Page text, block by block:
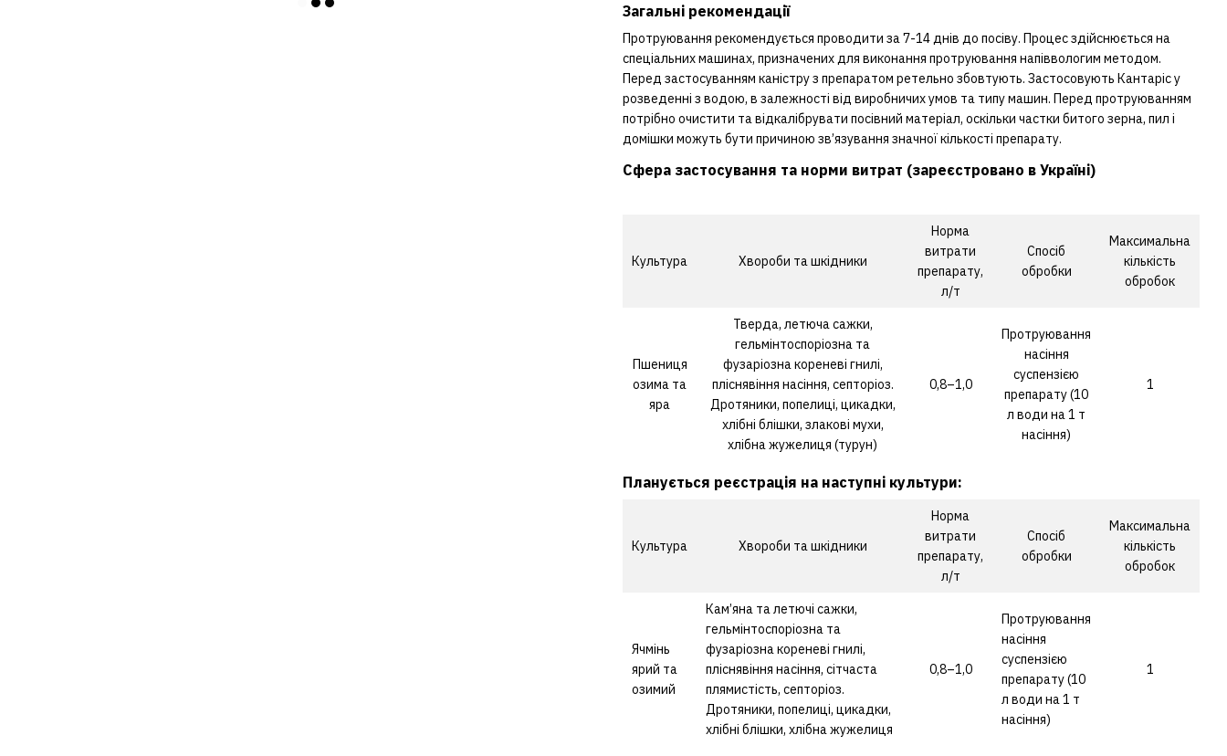
Загальні рекомендації
Протруювання рекомендується проводити за 7-14 днів до посіву. Процес здійснюється на
спеціальних машинах, призначених для виконання протруювання напіввологим методом.
Перед застосуванням каністру з препаратом ретельно збовтують. Застосовують Кантаріс у
розведенні з водою, в залежності від виробничих умов та типу машин. Перед протруюванням
потрібно очистити та відкалібрувати посівний матеріал, оскільки частки битого зерна, пил і
домішки можуть бути причиною зв’язування значної кількості препарату.
Cфера застосування та норми витрат (зареєстровано в Україні)
Культура Хвороби та шкідники
Норма
витрати
препарату,
л/т
Спосіб
обробки
Максимальна
кількість
обробок
Пшениця
озима та
яра
Тверда, летюча сажки,
гельмінтоспоріозна та
фузаріозна кореневі гнилі,
пліснявіння насіння, септоріоз.
Дротяники, попелиці, цикадки,
хлібні блішки, злакові мухи,
хлібна жужелиця (турун)
0,8–1,0
Протруювання
насіння
суспензією
препарату (10
л води на 1 т
насіння)
1
Планується реєстрація на наступні культури:
Культура Хвороби та шкідники
Норма
витрати
препарату,
л/т
Спосіб
обробки
Максимальна
кількість
обробок
Ячмінь
ярий та
озимий
Кам’яна та летючі сажки,
гельмінтоспоріозна та
фузаріозна кореневі гнилі,
пліснявіння насіння, сітчаста
плямистість, септоріоз.
Дротяники, попелиці, цикадки,
хлібні блішки, хлібна жужелиця
0,8–1,0
Протруювання
насіння
суспензією
препарату (10
л води на 1 т
насіння)
1